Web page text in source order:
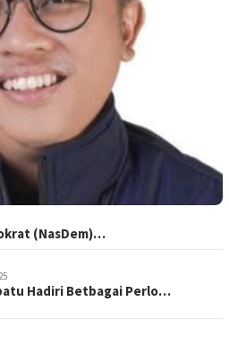
(NasDem)…
Hadiri Betbagai Perlo…